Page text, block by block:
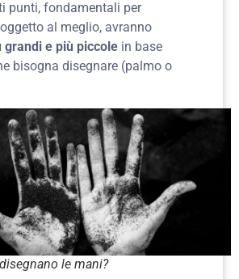
punti, fondamentali per
al meglio, avranno
grandi e più piccole in base
bisogna disegnare (palmo o
le mani?